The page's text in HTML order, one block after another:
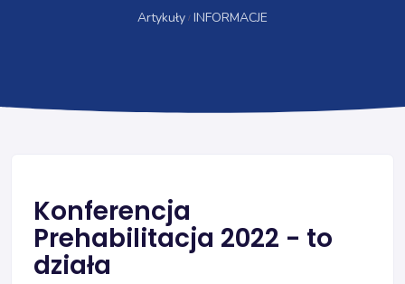
Artykuły INFORMACJE
Konferencja
Prehabilitacja 2022 - to
działa